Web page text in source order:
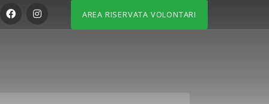
AREA RISERVATA VOLONTARI